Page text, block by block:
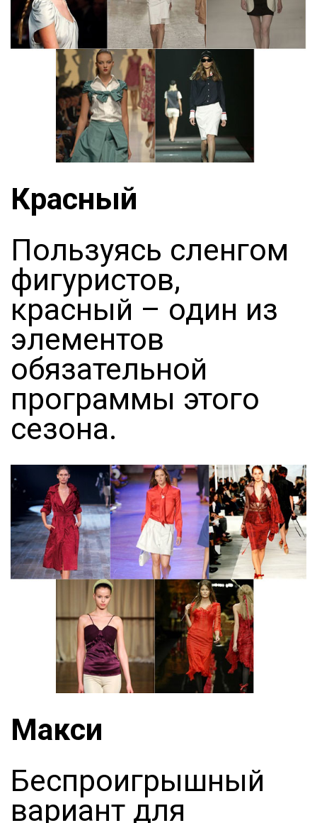
Красный
Пользуясь сленгом
фигуристов,
красный – один из
элементов
обязательной
программы этого
сезона.
Макси
Беспроигрышный
вариант для